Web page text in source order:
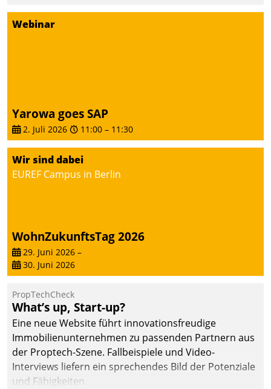
Webinar
Yarowa goes SAP
2. Juli 2026 11:00 – 11:30
Wir sind dabei
EUREF Campus in Berlin
WohnZukunftsTag 2026
29. Juni 2026 –
30. Juni 2026
PropTechCheck
What’s up, Start-up?
Eine neue Website führt innovationsfreudige
Immobilienunternehmen zu passenden Partnern aus
der Proptech-Szene. Fallbeispiele und Video-
Interviews liefern ein sprechendes Bild der Potenziale
und Fähigkeiten.